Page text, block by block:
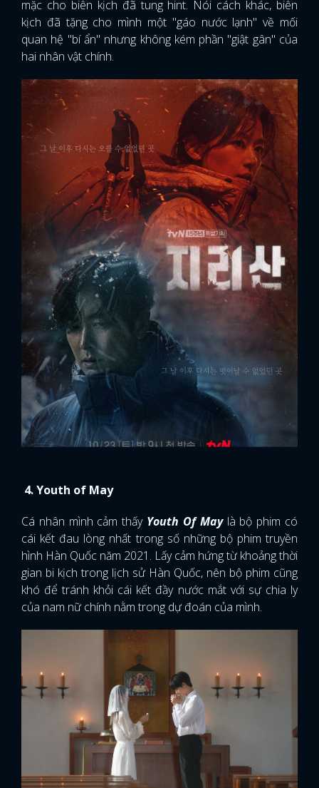
mặc cho biên kịch đã tung hint. Nói cách khác, biên
kịch đã tặng cho mình một "gáo nước lạnh" về mối
quan hệ "bí ẩn" nhưng không kém phần "giật gân" của
hai nhân vật chính.
4. Youth of May
Cá nhân mình cảm thấy Youth Of Maylà bộ phim có
cái kết đau lòng nhất trong số những bộ phim truyền
hình Hàn Quốc năm 2021. Lấy cảm hứng từ khoảng thời
gian bi kịch trong lịch sử Hàn Quốc, nên bộ phim cũng
khó để tránh khỏi cái kết đầy nước mắt với sự chia ly
của nam nữ chính nằm trong dự đoán của mình.